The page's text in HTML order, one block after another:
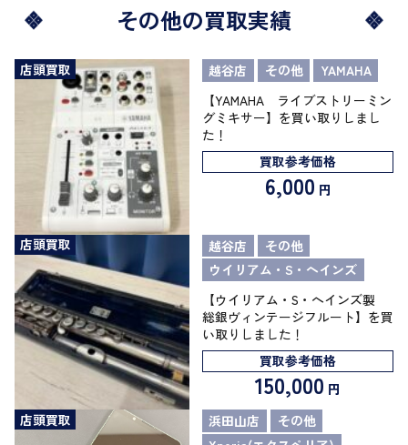
その他の買取実績
店頭買取 越谷店 その他
YAMAHA
【YAMAHA ライブストリーミン
グミキサー】を買い取りしまし
た！
買取参考価格
6,000 円
店頭買取 越谷店
その他
ウイリアム・S・ヘインズ
【ウイリアム・S・ヘインズ製
総銀ヴィンテージフルート】を買
い取りしました！
買取参考価格
150,000 円
店頭買取
浜田山店
その他